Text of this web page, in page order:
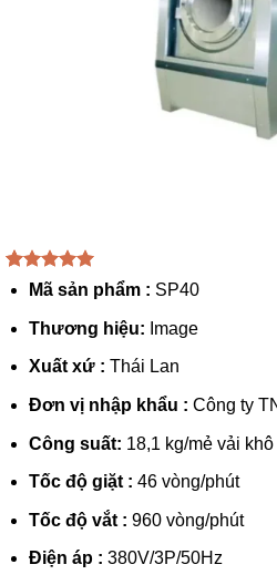
5.00trên 5
1
đánh giá
Mã sản phẩm : SP40
Thương hiệu: Image
Xuất xứ : Thái Lan
Đơn vị nhập khẩu : Công ty
Công suất: 18,1 kg/mẻ vải khô
Tốc độ giặt : 46 vòng/phút
Tốc độ vắt : 960 vòng/phút
Điện áp : 380V/3P/50Hz